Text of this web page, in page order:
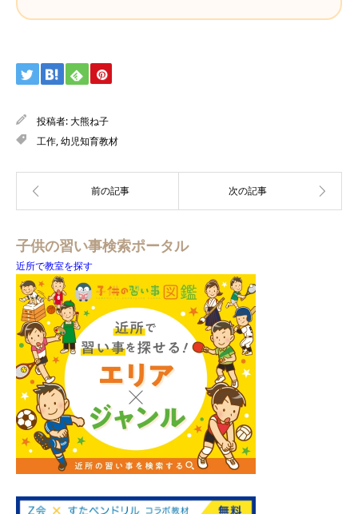
投稿者:大熊ね子
工作,幼児知育教材
子供の習い事検索ポータル
近所で教室を探す